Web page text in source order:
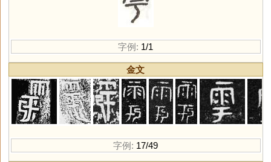
字例: 1/1
金文
字例: 17/49